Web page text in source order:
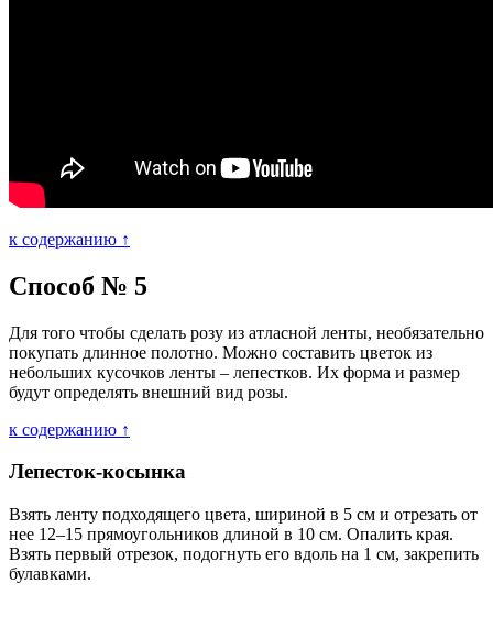
к содержанию ↑
Способ № 5
Для того чтобы сделать розу из атласной ленты, необязательно
покупать длинное полотно. Можно составить цветок из
небольших кусочков ленты – лепестков. Их форма и размер
будут определять внешний вид розы.
к содержанию ↑
Лепесток-косынка
Взять ленту подходящего цвета, шириной в 5 см и отрезать от
нее 12–15 прямоугольников длиной в 10 см. Опалить края.
Взять первый отрезок, подогнуть его вдоль на 1 см, закрепить
булавками.